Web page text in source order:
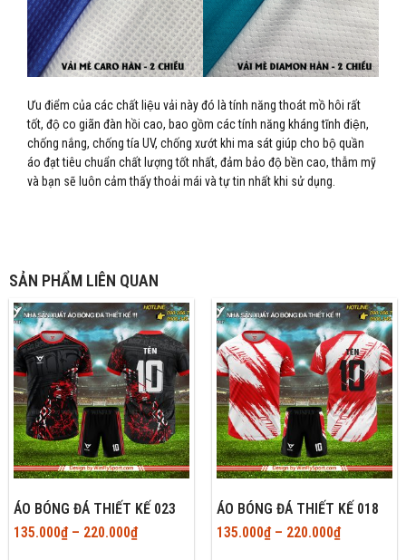
Ưu điểm của các chất liệu vải này đó là tính năng thoát mồ hôi rất
tốt, độ co giãn đàn hồi cao, bao gồm các tính năng kháng tĩnh điện,
chống nắng, chống tía UV, chống xướt khi ma sát giúp cho bộ quần
áo đạt tiêu chuẩn chất lượng tốt nhất, đảm bảo độ bền cao, thẫm mỹ
và bạn sẽ luôn cảm thấy thoải mái và tự tin nhất khi sử dụng.
SẢN PHẨM LIÊN QUAN
ÁO BÓNG ĐÁ THIẾT KẾ 023
135.000₫– 220.000₫
ÁO BÓNG ĐÁ THIẾT KẾ 018
135.000₫– 220.000₫